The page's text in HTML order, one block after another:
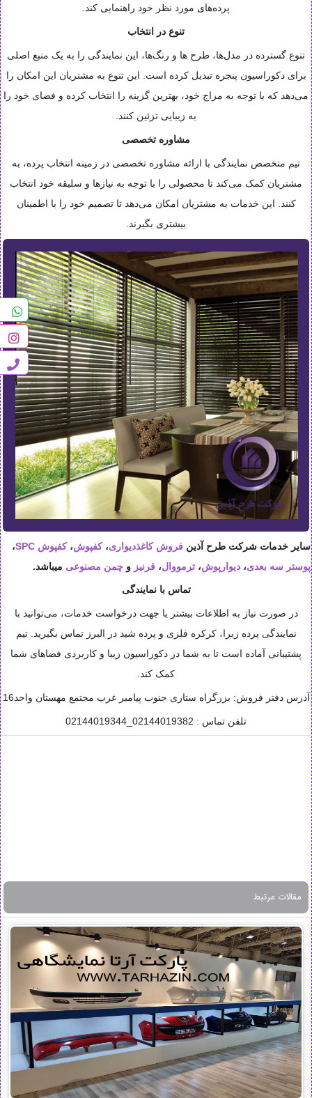
پرده‌های مورد نظر خود راهنمایی کند.
تنوع در انتخاب
تنوع گسترده در مدل‌ها، طرح ها و رنگ‌ها، این نمایندگی را به یک منبع اصلی
برای دکوراسیون پنجره تبدیل کرده است. این تنوع به مشتریان این امکان را
می‌دهد که با توجه به مزاج خود، بهترین گزینه را انتخاب کرده و فضای خود را
به زیبایی تزئین کنند.
مشاوره تخصصی
تیم متخصص نمایندگی با ارائه مشاوره تخصصی در زمینه انتخاب پرده، به
مشتریان کمک می‌کند تا محصولی را با توجه به نیازها و سلیقه خود انتخاب
کنند. این خدمات به مشتریان امکان می‌دهد تا تصمیم خود را با اطمینان
بیشتری بگیرند.
سایر خدمات شرکت طرح آذین فروش کاغذدیواری،کفپوش،کفپوش SPC
،
پوستر سه بعدی، دیوارپوش، ترمووال، قرنیز و چمن مصنوعی میباشد.
تماس با نمایندگی
در صورت نیاز به اطلاعات بیشتر یا جهت درخواست خدمات، می‌توانید با
نمایندگی پرده زبرا، کرکره فلزی و پرده شید در البرز تماس بگیرید. تیم
پشتیبانی آماده است تا به شما در دکوراسیون زیبا و کاربردی فضاهای شما
کمک کند.
آدرس دفتر فروش: بزرگراه ستاری جنوب پیامبر غرب مجتمع مهستان واحد16
تلفن تماس : 02144019382_02144019344
مقالات مرتبط